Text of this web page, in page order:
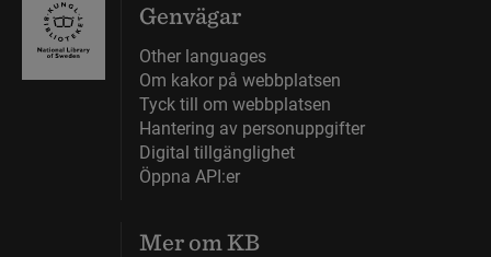
Genvägar
Other languages
Om kakor på webbplatsen
Tyck till om webbplatsen
Hantering av personuppgifter
Digital tillgänglighet
Öppna API:er
Mer om KB